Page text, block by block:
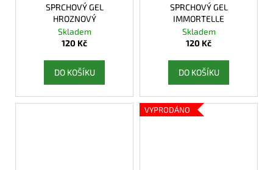
SPRCHOVÝ GEL
HROZNOVÝ
Skladem
120 Kč
DO KOŠÍKU
SPRCHOVÝ GEL
IMMORTELLE
Skladem
120 Kč
DO KOŠÍKU
VYPRODÁNO